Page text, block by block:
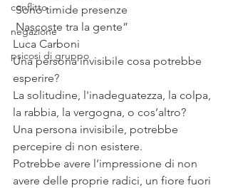
conflitto
negazione
psicosi di gruppo
Sono timide presenze
Nascoste tra la gente”
Luca Carboni
Una persona invisibile cosa potrebbe
esperire?
La solitudine, l'inadeguatezza, la colpa,
la rabbia, la vergogna, o cos’altro?
Una persona invisibile, potrebbe
percepire di non esistere.
Potrebbe avere l’impressione di non
avere delle proprie radici, un fiore fuori